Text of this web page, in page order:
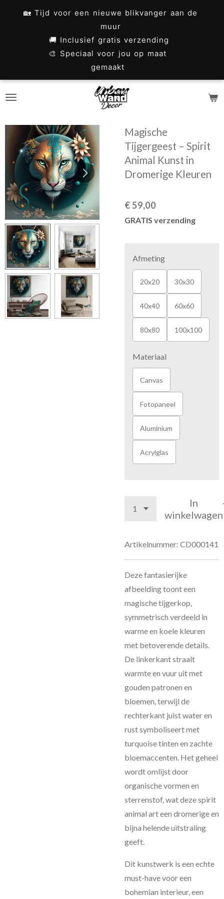
🏡 Tijd voor een nieuwe blikvanger aan de
muur
🚚 Inclusief gratis verzending
🎨 Speciaal voor jou op maat
gemaakt
Magische
Tijgergeest – Spirit
Animal Kunst in
Dromerige Kleuren
€ 59,00
GRATIS verzending
Afmeting
20x20 30x30
40x40 60x60
80x80 100x100
Materiaal
Canvas
Fotopaneel
Aluminium
Acrylglas
In
winkelwagen
Artikelnummer: CD000141
Deze fantasierijke
afbeelding toont een
magische tijgerkop,
symmetrisch verdeeld in
warme en koele kleuren
met betoverende details.
De linkerkant straalt
warmte en vuur uit met
gouden patronen en
bloemen, terwijl de
rechterkant juist water en
rust symboliseert met
turquoise tinten en zachte
bloemaccenten. Het geheel
wordt omlijst door
organische vormen en
sterrenstof, wat deze spirit
animal art een dromerige en
bijna helende uitstraling
geeft.
Dit kunstwerk is een echte
must-have voor een
bohemian interieur, een